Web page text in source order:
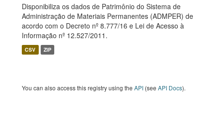
Disponibiliza os dados de Patrimônio do Sistema de
Administração de Materiais Permanentes (ADMPER) de
acordo com o Decreto nº 8.777/16 e Lei de Acesso à
Informação nº 12.527/2011.
CSV ZIP
You can also access this registry using the API (see API Docs).